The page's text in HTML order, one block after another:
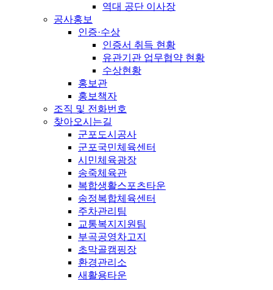
역대 공단 이사장
공사홍보
인증·수상
인증서 취득 현황
유관기관 업무협약 현황
수상현황
홍보관
홍보책자
조직 및 전화번호
찾아오시는길
군포도시공사
군포국민체육센터
시민체육광장
송죽체육관
복합생활스포츠타운
송정복합체육센터
주차관리팀
교통복지지원팀
부곡공영차고지
초막골캠핑장
환경관리소
새활용타운